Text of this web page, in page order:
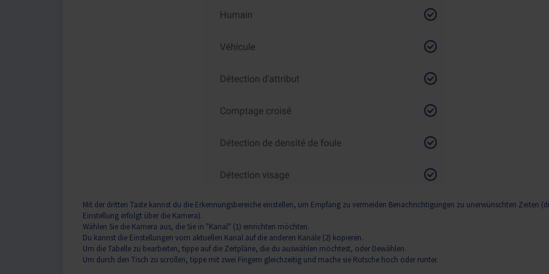
Mit der dritten Taste kannst du die Erkennungsbereiche einstellen, um Empfang zu vermeiden Benachrichtigungen zu unerwünschten Zeiten
Einstellung erfolgt über die Kamera).
Wählen Sie die Kamera aus, die Sie in "Kanal" (1) einrichten möchten.
Du kannst die Einstellungen vom aktuellen Kanal auf die anderen Kanäle (2) kopieren.
Um die Tabelle zu bearbeiten, tippe auf die Zeitpläne, die du auswählen möchtest, oder Dewählen.
Um durch den Tisch zu scrollen, tippe mit zwei Fingern gleichzeitig und mache sie Rutsche hoch oder runter.